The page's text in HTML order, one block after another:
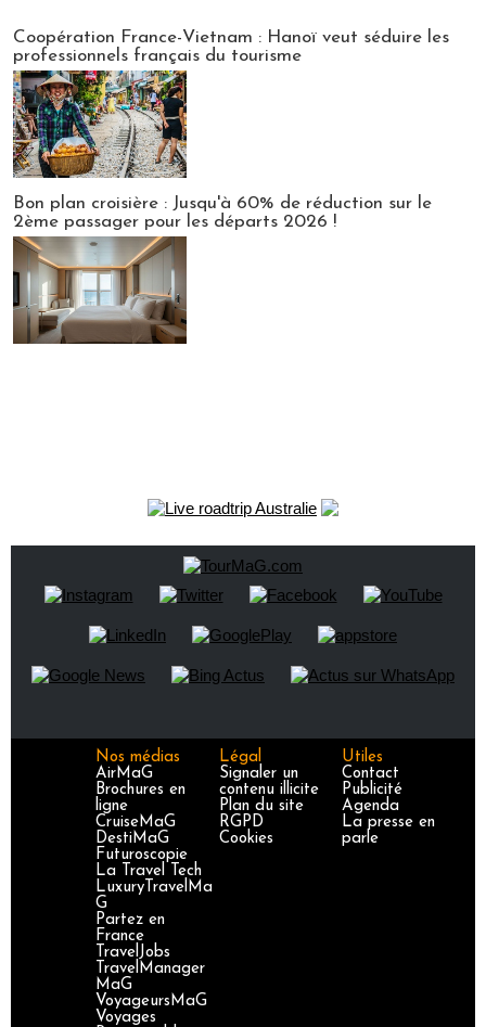
Coopération France-Vietnam : Hanoï veut séduire les
professionnels français du tourisme
Bon plan croisière : Jusqu'à 60% de réduction sur le
2ème passager pour les départs 2026 !
Nos médias
AirMaG
Brochures en
ligne
CruiseMaG
DestiMaG
Futuroscopie
La Travel Tech
LuxuryTravelMa
G
Partez en
France
TravelJobs
TravelManager
MaG
VoyageursMaG
Voyages
Légal
Signaler un
contenu illicite
Plan du site
RGPD
Cookies
Utiles
Contact
Publicité
Agenda
La presse en
parle